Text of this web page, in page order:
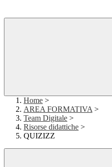
Home >
AREA FORMATIVA >
Team Digitale >
Risorse didattiche >
QUIZIZZ